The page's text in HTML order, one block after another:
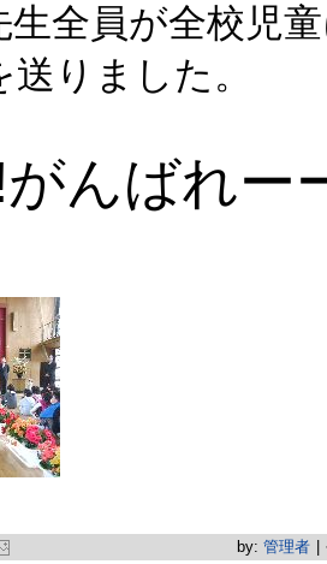
生全員が全校児
りました。
んばれー
by: 管理者